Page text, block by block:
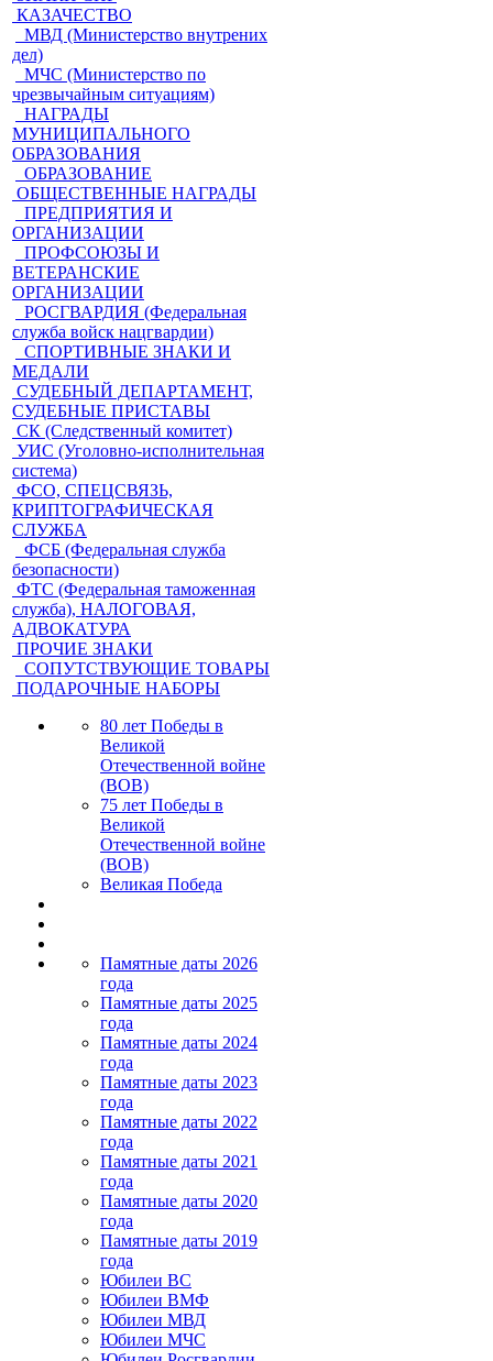
КАЗАЧЕСТВО
МВД (Министерство внутрених
дел)
МЧС (Министерство по
чрезвычайным ситуациям)
НАГРАДЫ
МУНИЦИПАЛЬНОГО
ОБРАЗОВАНИЯ
ОБРАЗОВАНИЕ
ОБЩЕСТВЕННЫЕ НАГРАДЫ
ПРЕДПРИЯТИЯ И
ОРГАНИЗАЦИИ
ПРОФСОЮЗЫ И
ВЕТЕРАНСКИЕ
ОРГАНИЗАЦИИ
РОСГВАРДИЯ (Федеральная
служба войск нацгвардии)
СПОРТИВНЫЕ ЗНАКИ И
МЕДАЛИ
СУДЕБНЫЙ ДЕПАРТАМЕНТ,
СУДЕБНЫЕ ПРИСТАВЫ
СК (Следственный комитет)
УИС (Уголовно-исполнительная
система)
ФСО, СПЕЦСВЯЗЬ,
КРИПТОГРАФИЧЕСКАЯ
СЛУЖБА
ФСБ (Федеральная служба
безопасности)
ФТС (Федеральная таможенная
служба), НАЛОГОВАЯ,
АДВОКАТУРА
ПРОЧИЕ ЗНАКИ
СОПУТСТВУЮЩИЕ ТОВАРЫ
ПОДАРОЧНЫЕ НАБОРЫ
80 лет Победы в
Великой
Отечественной войне
(ВОВ)
75 лет Победы в
Великой
Отечественной войне
(ВОВ)
Великая Победа
Памятные даты 2026
года
Памятные даты 2025
года
Памятные даты 2024
года
Памятные даты 2023
года
Памятные даты 2022
года
Памятные даты 2021
года
Памятные даты 2020
года
Памятные даты 2019
года
Юбилеи ВС
Юбилеи ВМФ
Юбилеи МВД
Юбилеи МЧС